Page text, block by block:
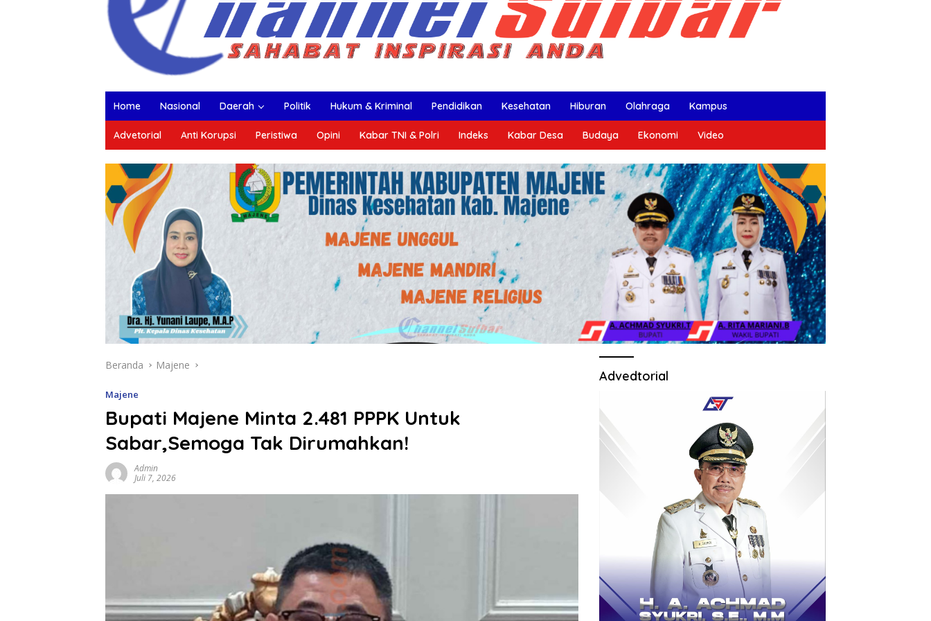
Home Nasional Daerah Politik Hukum & Kriminal Pendidikan Kesehatan Hiburan Olahraga Kampus
Advetorial Anti Korupsi Peristiwa Opini Kabar TNI & Polri Indeks Kabar Desa Budaya Ekonomi Video
Beranda Majene
Majene
Bupati Majene Minta 2.481 PPPK Untuk
Sabar,Semoga Tak Dirumahkan!
Admin
Juli 7, 2026
Advedtorial